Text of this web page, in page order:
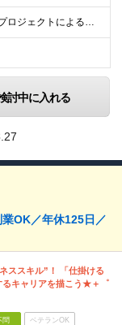
★リモートワーク実施中（プロジェクトによる） ※一部フルリモートあり 【本社】 東京都千代田区五番町4-8 日立五番町ビル 5F 【その他勤務先】 ・北海道札幌市中央区大通東 ・宮城県仙台市青葉区
討中に入れる
OK／年休125日／
ススキル”！ 「仕掛ける
るキャリアを描こう★＋゜
問 ベテランOK